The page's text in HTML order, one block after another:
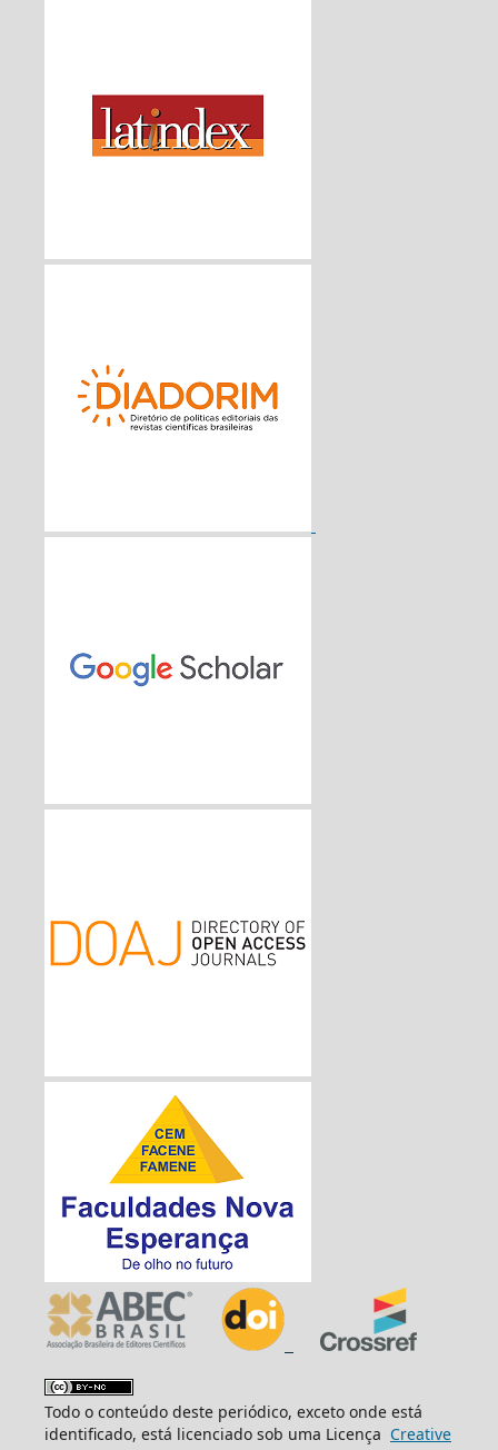
Todo o conteúdo deste periódico, exceto onde está
identificado, está licenciado sob uma Licença Creative